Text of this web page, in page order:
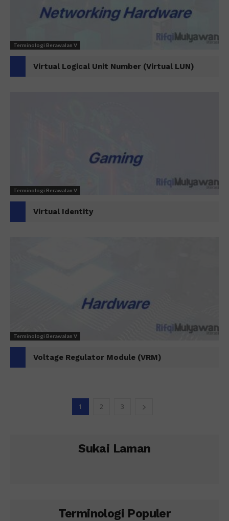
Terminologi Berawalan V
Virtual Logical Unit Number (Virtual LUN)
Terminologi Berawalan V
Virtual Identity
Terminologi Berawalan V
Voltage Regulator Module (VRM)
1 2 3
Sukai Laman
Terminologi Populer